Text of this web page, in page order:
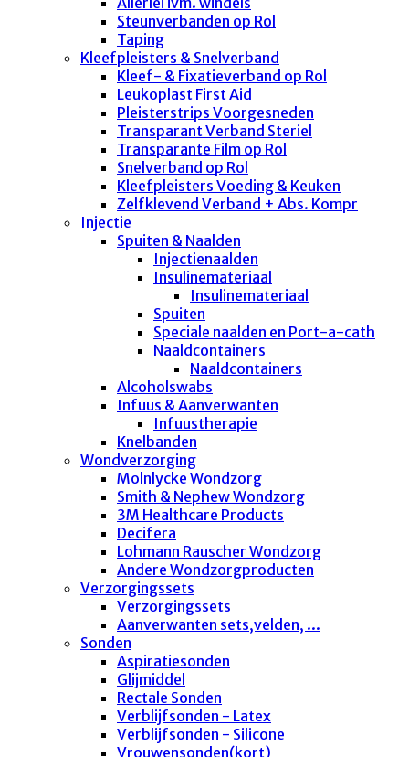
Steunverbanden op Rol
Taping
Kleefpleisters & Snelverband
Kleef- & Fixatieverband op Rol
Leukoplast First Aid
Pleisterstrips Voorgesneden
Transparant Verband Steriel
Transparante Film op Rol
Snelverband op Rol
Kleefpleisters Voeding & Keuken
Zelfklevend Verband + Abs. Kompr
Injectie
Spuiten & Naalden
Injectienaalden
Insulinemateriaal
Insulinemateriaal
Spuiten
Speciale naalden en Port-a-cath
Naaldcontainers
Naaldcontainers
Alcoholswabs
Infuus & Aanverwanten
Infuustherapie
Knelbanden
Wondverzorging
Molnlycke Wondzorg
Smith & Nephew Wondzorg
3M Healthcare Products
Decifera
Lohmann Rauscher Wondzorg
Andere Wondzorgproducten
Verzorgingssets
Verzorgingssets
Aanverwanten sets,velden, ...
Sonden
Aspiratiesonden
Glijmiddel
Rectale Sonden
Verblijfsonden - Latex
Verblijfsonden - Silicone
Vrouwensonden(kort)